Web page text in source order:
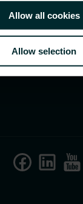
Allow all cookies
Allow selection